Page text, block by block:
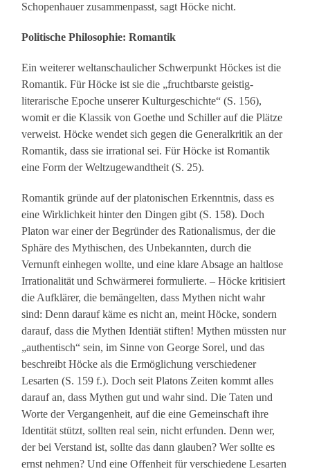
Schopenhauer zusammenpasst, sagt Höcke nicht.
Politische Philosophie: Romantik
Ein weiterer weltanschaulicher Schwerpunkt Höckes ist die
Romantik. Für Höcke ist sie die „fruchtbarste geistig-
literarische Epoche unserer Kulturgeschichte“ (S. 156),
womit er die Klassik von Goethe und Schiller auf die Plätze
verweist. Höcke wendet sich gegen die Generalkritik an der
Romantik, dass sie irrational sei. Für Höcke ist Romantik
eine Form der Weltzugewandtheit (S. 25).
Romantik gründe auf der platonischen Erkenntnis, dass es
eine Wirklichkeit hinter den Dingen gibt (S. 158). Doch
Platon war einer der Begründer des Rationalismus, der die
Sphäre des Mythischen, des Unbekannten, durch die
Vernunft einhegen wollte, und eine klare Absage an haltlose
Irrationalität und Schwärmerei formulierte. – Höcke kritisiert
die Aufklärer, die bemängelten, dass Mythen nicht wahr
sind: Denn darauf käme es nicht an, meint Höcke, sondern
darauf, dass die Mythen Identiät stiften! Mythen müssten nur
„authentisch“ sein, im Sinne von George Sorel, und das
beschreibt Höcke als die Ermöglichung verschiedener
Lesarten (S. 159 f.). Doch seit Platons Zeiten kommt alles
darauf an, dass Mythen gut und wahr sind. Die Taten und
Worte der Vergangenheit, auf die eine Gemeinschaft ihre
Identität stützt, sollten real sein, nicht erfunden. Denn wer,
der bei Verstand ist, sollte das dann glauben? Wer sollte es
ernst nehmen? Und eine Offenheit für verschiedene Lesarten